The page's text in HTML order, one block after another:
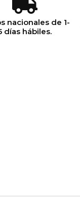
nacionales de 1-
días hábiles.